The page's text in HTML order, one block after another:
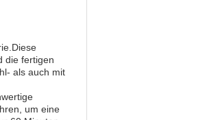
die fertigen
als auch mit
um eine